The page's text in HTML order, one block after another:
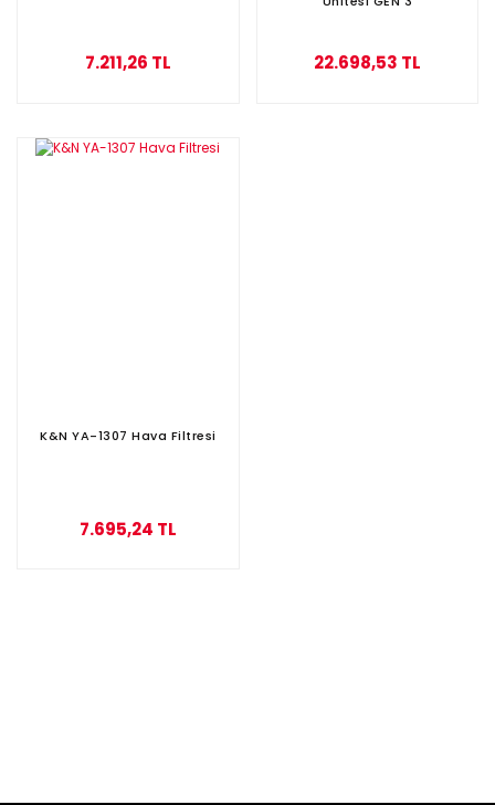
7.211,26 TL 22.698,53 TL
K&N YA-1307 Hava Filtresi
7.695,24 TL